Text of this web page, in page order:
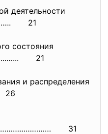
деятельности
21
состояния
21
и распределения
26
31